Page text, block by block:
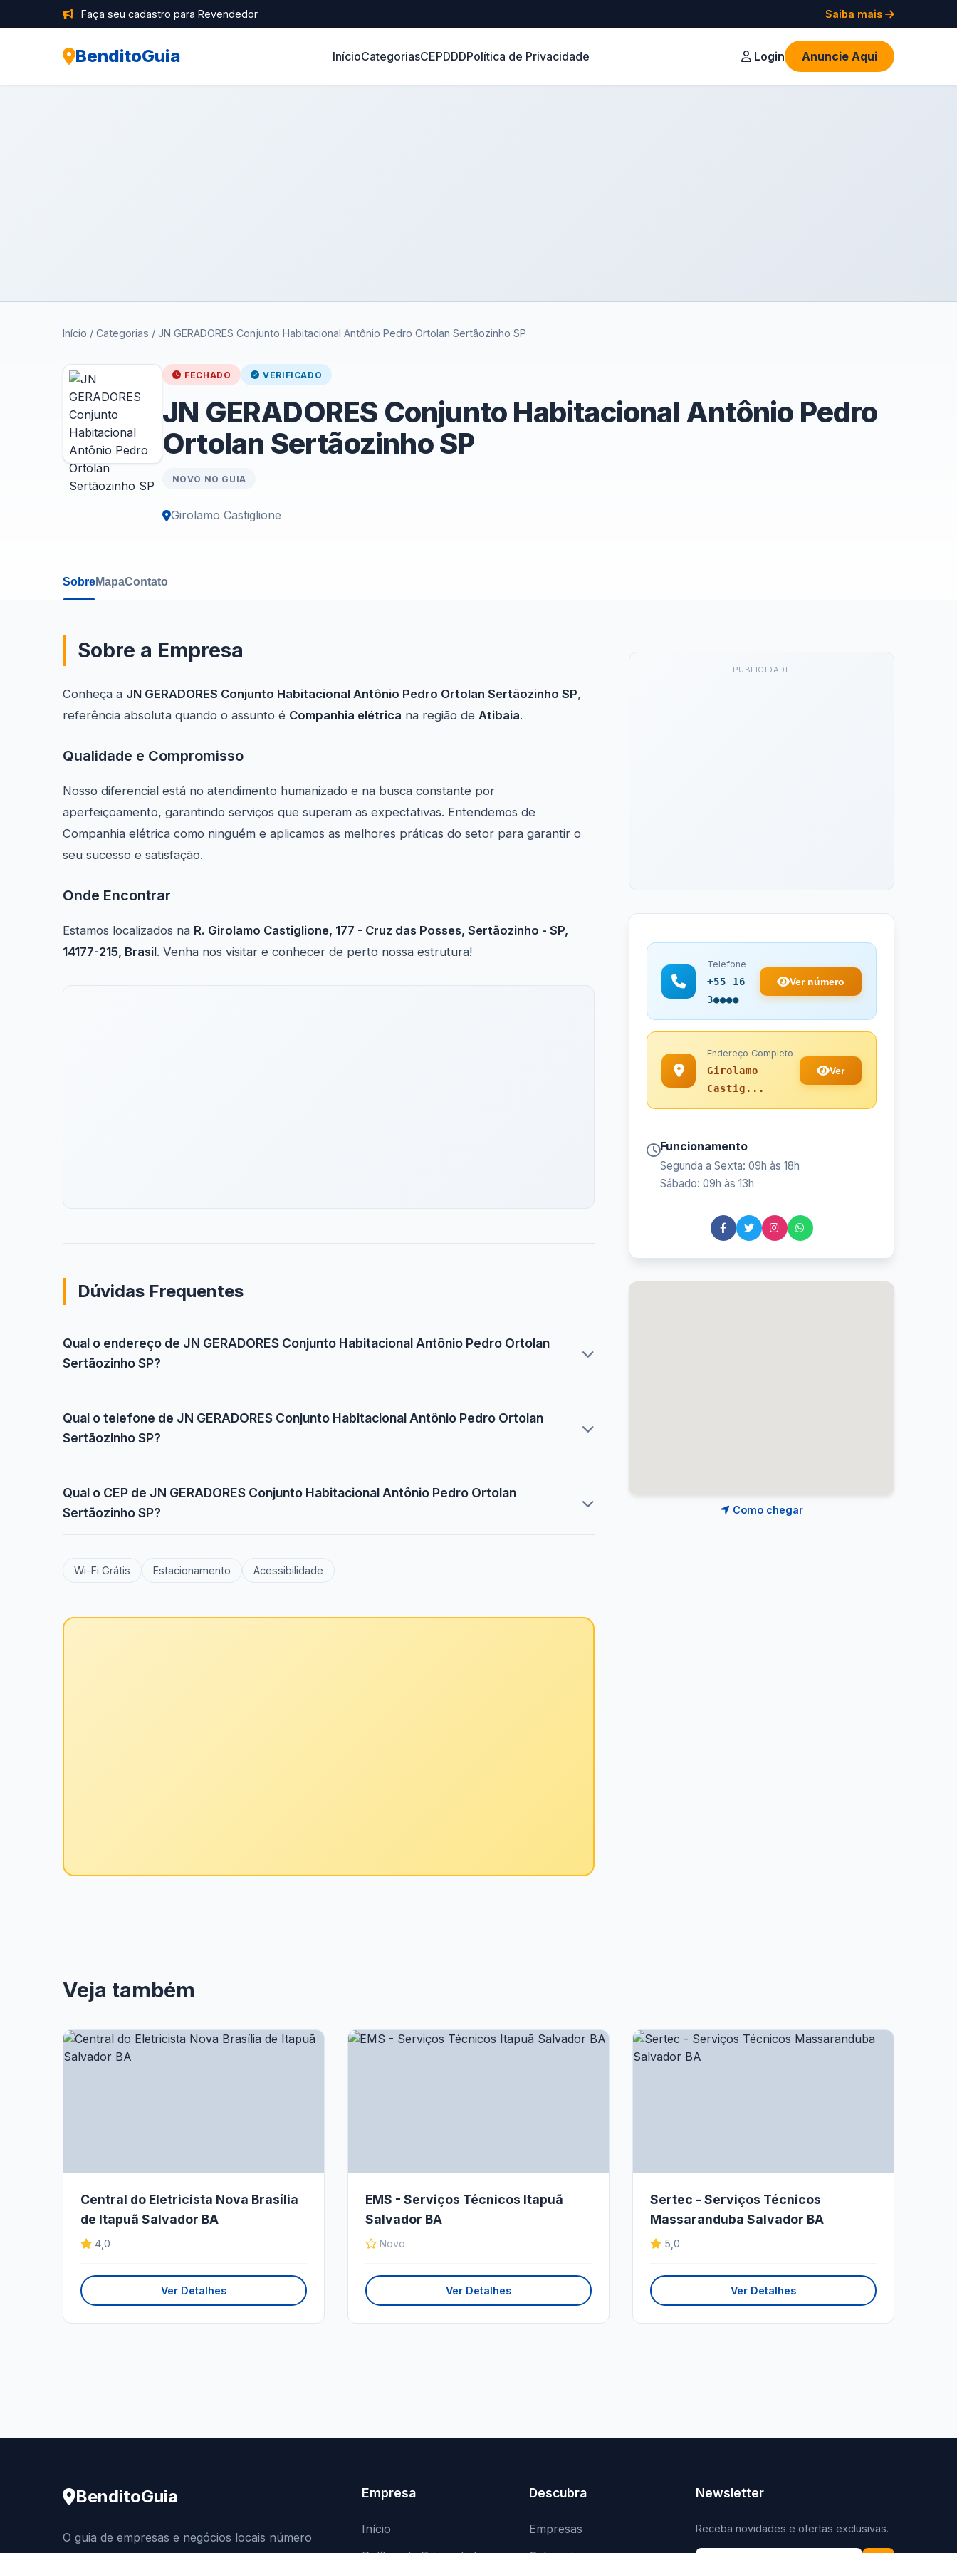
Faça seu cadastro para Revendedor Saiba mais
BenditoGuia InícioCategoriasCEPDDDPolítica de Privacidade Login Anuncie Aqui
Início / Categorias / JN GERADORES Conjunto Habitacional Antônio Pedro Ortolan Sertãozinho SP
FECHADO VERIFICADO
JN GERADORES Conjunto Habitacional Antônio Pedro
Ortolan Sertãozinho SP
NOVO NO GUIA
Girolamo Castiglione
SobreMapaContato
Sobre a Empresa
Conheça a JN GERADORES Conjunto Habitacional Antônio Pedro Ortolan Sertãozinho SP,
referência absoluta quando o assunto é Companhia elétrica na região de Atibaia.
Qualidade e Compromisso
Nosso diferencial está no atendimento humanizado e na busca constante por
aperfeiçoamento, garantindo serviços que superam as expectativas. Entendemos de
Companhia elétrica como ninguém e aplicamos as melhores práticas do setor para garantir o
seu sucesso e satisfação.
Onde Encontrar
Estamos localizados na R. Girolamo Castiglione, 177 - Cruz das Posses, Sertãozinho - SP,
14177-215, Brasil. Venha nos visitar e conhecer de perto nossa estrutura!
Dúvidas Frequentes
Qual o endereço de JN GERADORES Conjunto Habitacional Antônio Pedro Ortolan
Sertãozinho SP?
Qual o telefone de JN GERADORES Conjunto Habitacional Antônio Pedro Ortolan
Sertãozinho SP?
Qual o CEP de JN GERADORES Conjunto Habitacional Antônio Pedro Ortolan
Sertãozinho SP?
Wi-Fi Grátis Estacionamento Acessibilidade
PUBLICIDADE
Telefone
+55 16
3●●●●
Ver número
Endereço Completo
Girolamo
Castig...
Ver
Funcionamento
Segunda a Sexta: 09h às 18h
Sábado: 09h às 13h
Como chegar
Veja também
Central do Eletricista Nova Brasília
de Itapuã Salvador BA
4,0
Ver Detalhes
EMS - Serviços Técnicos Itapuã
Salvador BA
Novo
Ver Detalhes
Sertec - Serviços Técnicos
Massaranduba Salvador BA
5,0
Ver Detalhes
BenditoGuia
O guia de empresas e negócios locais número
Empresa
Início
Descubra
Empresas
Newsletter
Receba novidades e ofertas exclusivas.